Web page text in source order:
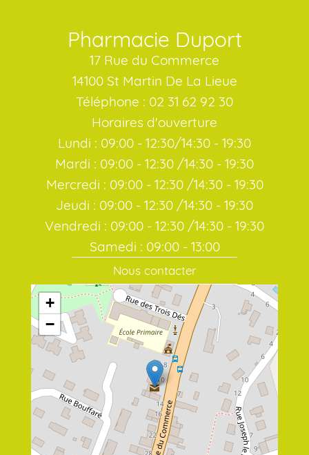
+
−
Pharmacie Duport
17 Rue du Commerce
14100 St Martin De La Lieue
Téléphone : 02 31 62 92 30
Horaires d'ouverture
Lundi : 09:00 - 12:30/14:30 - 19:30
Mardi : 09:00 - 12:30 /14:30 - 19:30
Mercredi : 09:00 - 12:30 /14:30 - 19:30
Jeudi : 09:00 - 12:30 /14:30 - 19:30
Vendredi : 09:00 - 12:30 /14:30 - 19:30
Samedi : 09:00 - 13:00
Nous contacter